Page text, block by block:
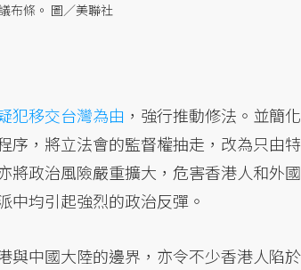
布條。 圖／美聯社
犯移交台灣為由 ，強行推動修法。並簡化
序，將立法會的監督權抽走，改為只由特
將政治風險嚴重擴大，危害香港人和外國
中均引起強烈的政治反彈。
與中國大陸的邊界，亦令不少香港人陷於